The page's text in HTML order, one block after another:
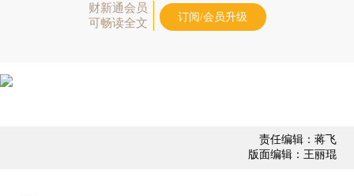
财新通会员
可畅读全文
订阅/会员升级
责任编辑：蒋飞
版面编辑：王丽琨